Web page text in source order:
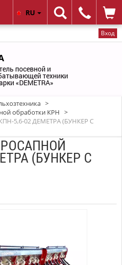
Вход
RU
посевной и
техники
«DEMETRA»
>
обработки КРН >
5,6-02 ДЕМЕТРА (БУНКЕР С
(БУНКЕР С